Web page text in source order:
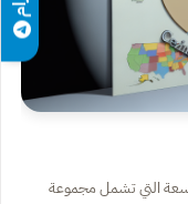
التي تشمل مجموعة